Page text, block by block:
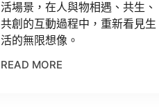
活場景，在人與物相遇、共生、
共創的互動過程中，重新看見生
活的無限想像。
READ MORE